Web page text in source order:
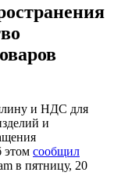
и НДС для
и
этом сообщил
в пятницу, 20